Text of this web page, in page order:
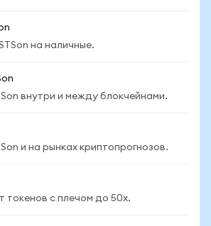
на наличные.
внутри и между блокчейнами.
и на рынках криптопрогнозов.
токенов с плечом до 50x.